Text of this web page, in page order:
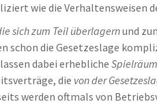
wie die Verhaltensweisen
sich zum Teil überlagernund
schon die Gesetzeslage
dabei erhebliche
die von der
werden oftmals von